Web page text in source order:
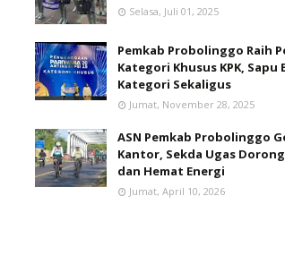
Selasa, Juli 01, 2025
Pemkab Probolinggo Raih
Kategori Khusus KPK, Sapu
Kategori Sekaligus
Jumat, November 28, 2025
ASN Pemkab Probolinggo
Kantor, Sekda Ugas
dan Hemat Energi
Jumat, April 10, 2026